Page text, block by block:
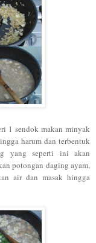
1 sendok makan minyak
harum dan terbentuk
yang seperti ini akan
potongan daging ayam,
air dan masak hingga